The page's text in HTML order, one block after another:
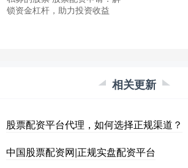
锁资金杠杆，助力投资收益
相关更新
股票配资平台代理，如何选择正规渠道？
中国股票配资网|正规实盘配资平台